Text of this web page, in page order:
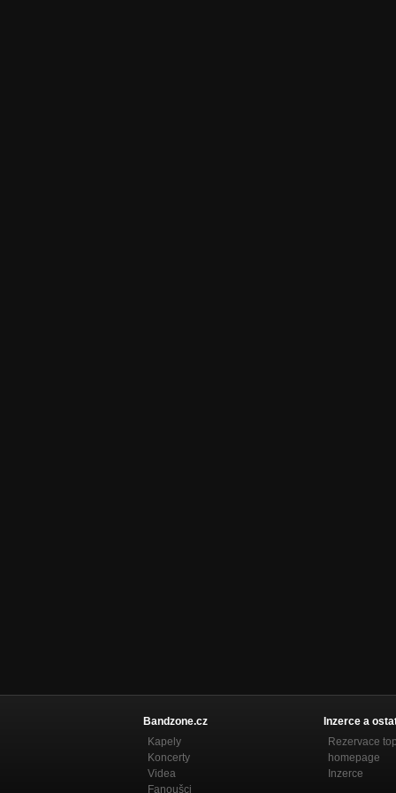
D.N.A.
Nepřipadá vám někdy?
Síbrťák
Nepřipadá vám někdy?
Bandzone.cz
Kapely
Koncerty
Videa
Fanoušci
Inzerce a
Rezervace
homepage
Inzerce